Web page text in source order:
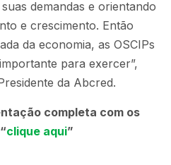
demandas e orientando
e crescimento. Então
da economia, as OSCIPs
para exercer”,
da Abcred.
completa com os
clique aqui”